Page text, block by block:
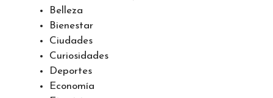
Belleza
Bienestar
Ciudades
Curiosidades
Deportes
Economía